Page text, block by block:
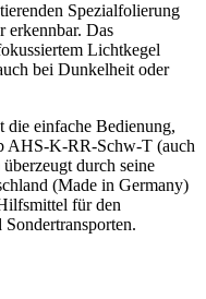
Spezialfolierung
erkennbar. Das
Lichtkegel
bei Dunkelheit oder
einfache Bedienung,
AHS-K-RR-Schw-T (auch
überzeugt durch seine
(Made in Germany)
für den